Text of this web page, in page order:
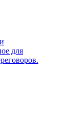
для